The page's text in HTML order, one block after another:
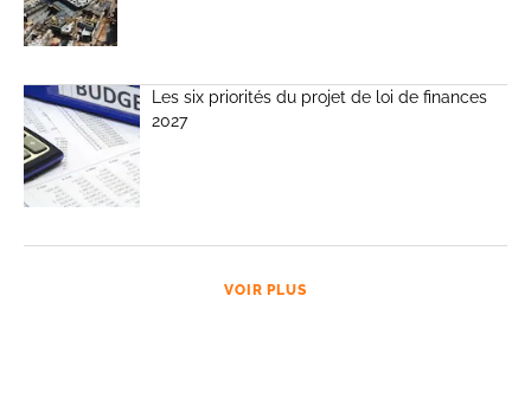
Les six priorités du projet de loi de finances
2027
VOIR PLUS